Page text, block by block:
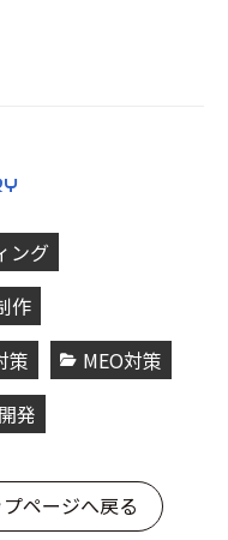
ング
作
策
MEO対策
発
プページへ戻る